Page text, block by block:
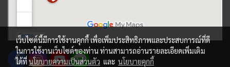
เว็บไซต์นี้มีการใช้งานคุกกี้ เพื่อเพิ่มประสิทธิภาพและประสบการณ์ที่ดี
ในการใช้งานเว็บไซต์ของท่าน ท่านสามารถอ่านรายละเอียดเพิ่มเติม
ได้ที่นโยบายความเป็นส่วนตัว และ นโยบายคุกกี้